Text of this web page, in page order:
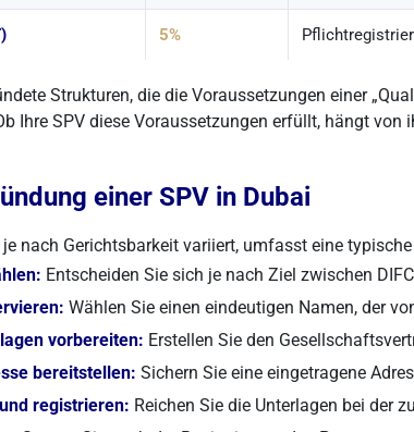
5%
Strukturen, die die Voraussetzungen einer
Ihre SPV diese Voraussetzungen erfüllt, hängt
einer SPV in Dubai
nach Gerichtsbarkeit variiert, umfasst eine
Entscheiden Sie sich je nach Ziel zwischen
Wählen Sie einen eindeutigen Namen, der
vorbereiten: Erstellen Sie den
bereitstellen: Sichern Sie eine eingetragene
registrieren: Reichen Sie die Unterlagen bei der